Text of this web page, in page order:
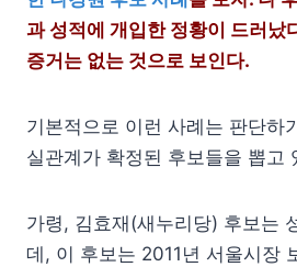
과 성적에 개입한 정황이 드러났
증거는 없는 것으로 보인다.
기본적으로 이런 사례는 판단하
실관계가 확정된 후보들을 뽑고
가령, 김효재(새누리당) 후보는
데, 이 후보는 2011년 서울시장